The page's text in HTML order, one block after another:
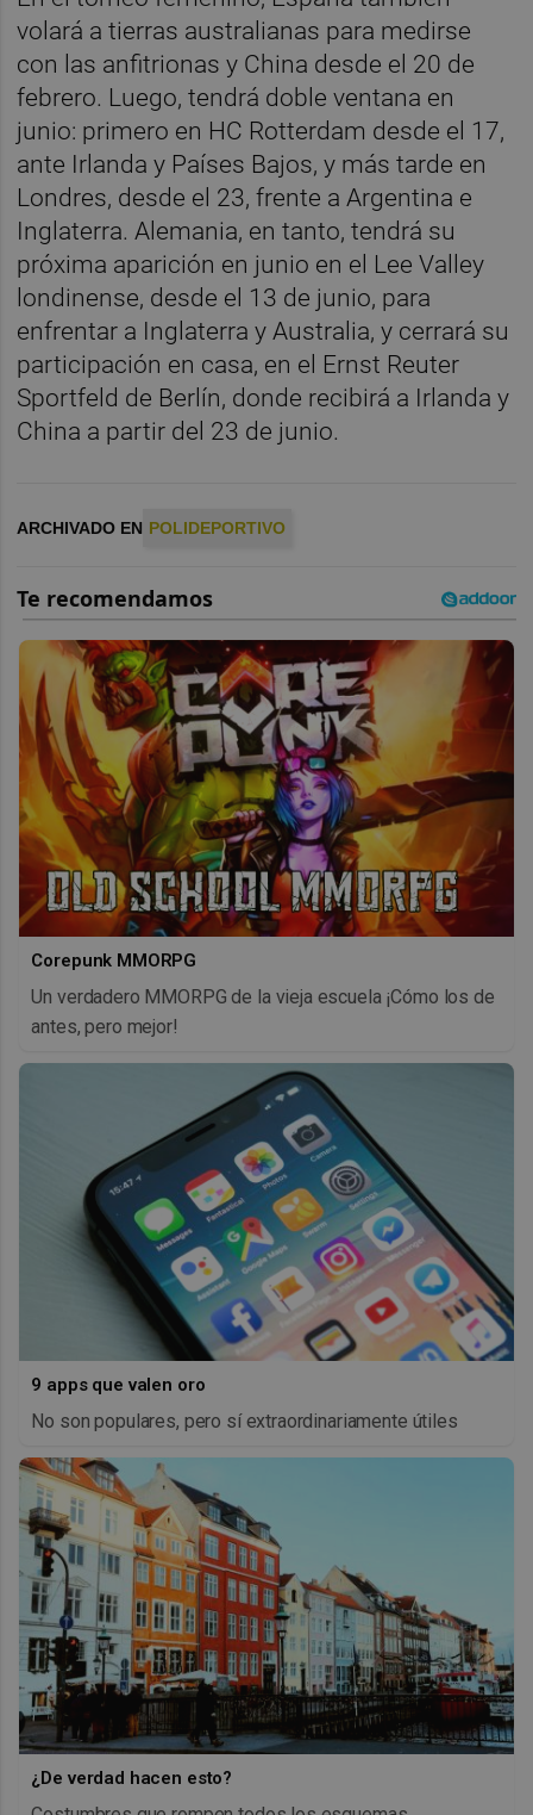
volará a tierras australianas para medirse
con las anfitrionas y China desde el 20 de
febrero. Luego, tendrá doble ventana en
junio: primero en HC Rotterdam desde el 17,
ante Irlanda y Países Bajos, y más tarde en
Londres, desde el 23, frente a Argentina e
Inglaterra. Alemania, en tanto, tendrá su
próxima aparición en junio en el Lee Valley
londinense, desde el 13 de junio, para
enfrentar a Inglaterra y Australia, y cerrará su
participación en casa, en el Ernst Reuter
Sportfeld de Berlín, donde recibirá a Irlanda y
China a partir del 23 de junio.
ARCHIVADO EN POLIDEPORTIVO
Corepunk MMORPG
Un verdadero MMORPG de la vieja escuela ¡Cómo los de
antes, pero mejor!
9 apps que valen oro
No son populares, pero sí extraordinariamente útiles
¿De verdad hacen esto?